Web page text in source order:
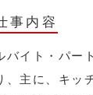
事内容
バイト・パー
、主に、キッ